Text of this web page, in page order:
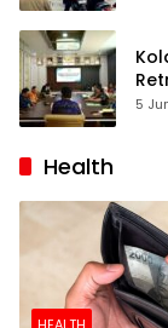
5
Health